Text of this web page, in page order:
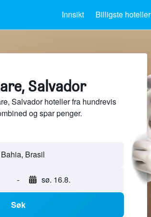
Innsikt Billigste hoteller
Salvador
Salvador hoteller fra hundrevis
og spar penger.
Brasil
- sø. 16.8.
Søk